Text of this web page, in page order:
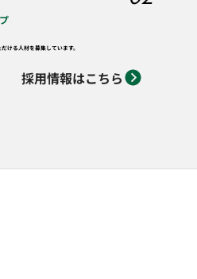
ける人材を募集しています。
採用情報はこちら